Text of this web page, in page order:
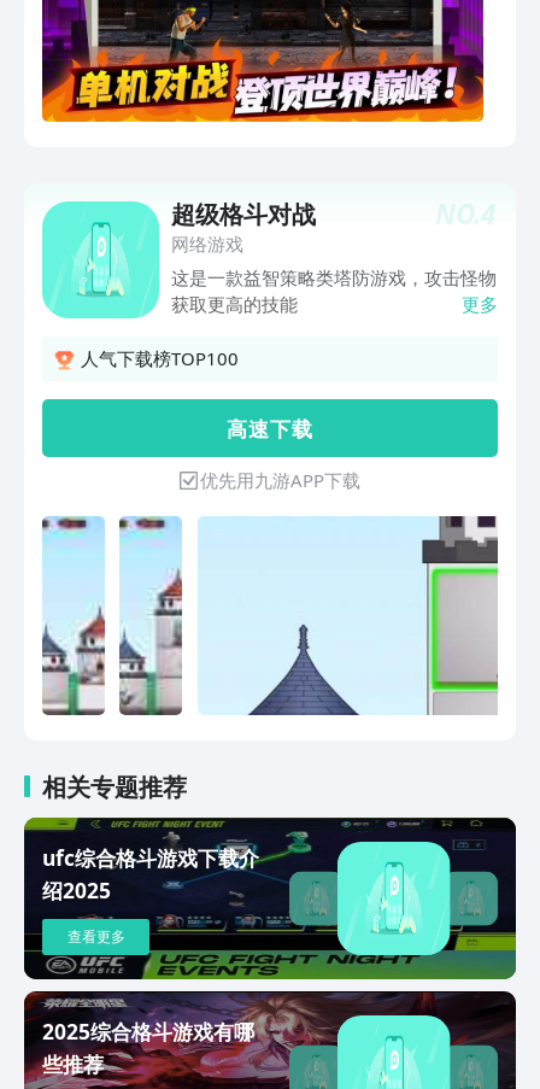
NO.4
超级格斗对战
网络游戏
这是一款益智策略类塔防游戏，攻击怪物
获取更高的技能
更多
人气下载榜TOP100
高 速 下 载
优先用九游APP下载
相关专题推荐
ufc综合格斗游戏下载介
绍2025
查看更多
2025综合格斗游戏有哪
些推荐